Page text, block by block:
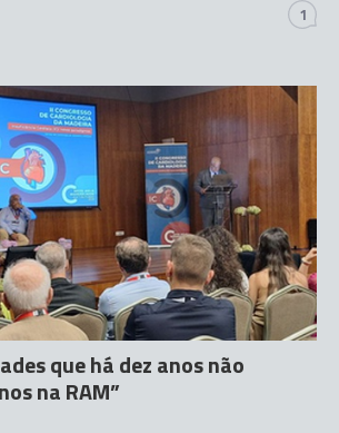
1
que há dez anos não
na RAM”